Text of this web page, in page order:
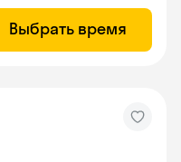
Выбрать время